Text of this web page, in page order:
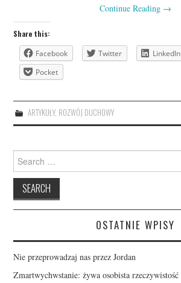
Continue Reading →
Share this:
Facebook
Twitter LinkedIn
Pocket
ARTYKUŁY, ROZWÓJ DUCHOWY
Search
for:
OSTATNIE WPISY
Nie przeprowadzaj nas przez Jordan
Zmartwychwstanie: żywa osobista rzeczywistość